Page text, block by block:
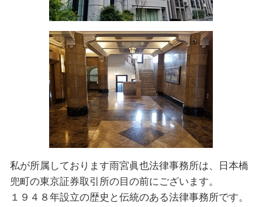
私が所属しております雨宮眞也法律事務所は、日本橋
兜町の東京証券取引所の目の前にございます。
１９４８年設⽴の歴史と伝統のある法律事務所です。